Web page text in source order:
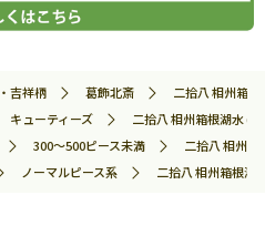
吉祥柄 葛飾北斎
二拾八 相州箱
キューティーズ
二拾八 相州箱根湖水
300～500ピース未満
二拾八 相州
ノーマルピース系 二拾八 相州箱根